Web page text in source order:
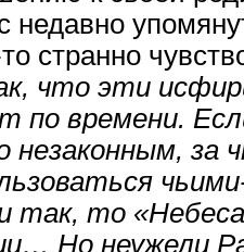
недавно
странно
что эти
по времени.
незаконным, за
так, то
Но неужели